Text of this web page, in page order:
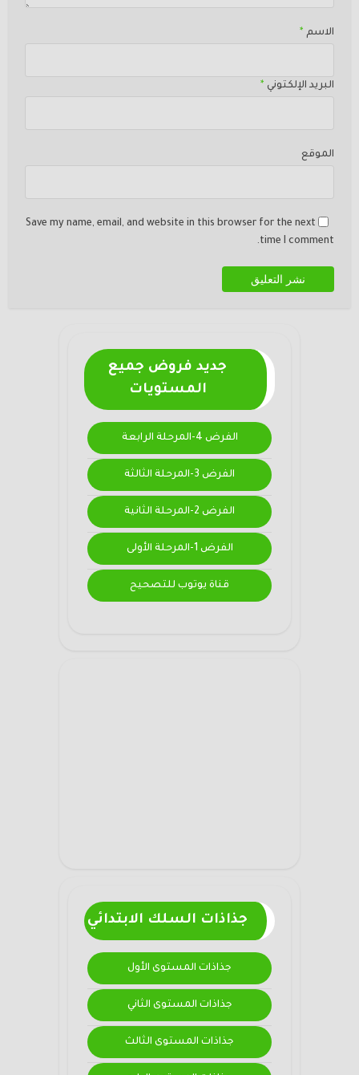
الاسم *
البريد الإلكتوني *
الموقع
Save my name, email, and website in this browser for the next
time I comment.
جديد فروض جميع
المستويات
الفرض 4-المرحلة الرابعة
الفرض 3-المرحلة الثالثة
الفرض 2-المرحلة الثانية
الفرض 1-المرحلة الأولى
قناة يوتوب للتصحيح
جذاذات السلك الابتدائي
جذاذات المستوى الأول
جذاذات المستوى الثاني
جذاذات المستوى الثالث